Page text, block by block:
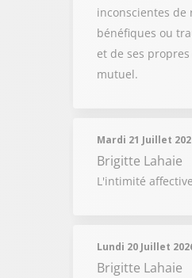
inconscientes de
bénéfiques ou
et de ses
mutuel.
Mardi 21 Juillet
Brigitte Lahaie
L'intimité
Lundi 20 Juillet
Brigitte Lahaie